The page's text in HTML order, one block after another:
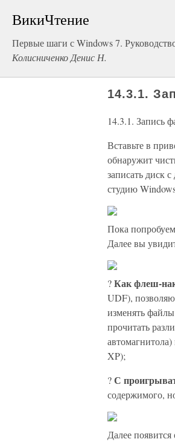
ВикиЧтение
Первые шаги с Windows 7.
Колисниченко Денис Н.
14.3.1.
14.3.1. Запись
Вставьте в
обнаружит
записать диск
студию
Пока
Далее вы
?Как флеш-
UDF),
изменять
прочитать
XP);
?С
содержимого,
Далее